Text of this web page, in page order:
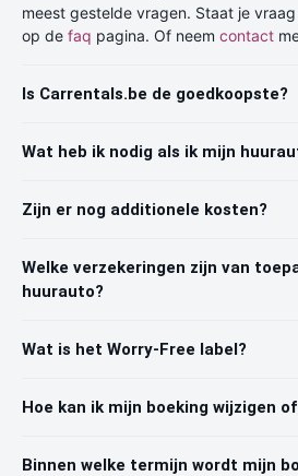
meest gestelde vragen. Staat je
op de faq pagina. Of neem contact
Is Carrentals.be de goedkoopste?
Wat heb ik nodig als ik mijn
Zijn er nog additionele kosten?
Welke verzekeringen zijn van
huurauto?
Wat is het Worry-Free label?
Hoe kan ik mijn boeking wijzigen
Binnen welke termijn wordt mijn